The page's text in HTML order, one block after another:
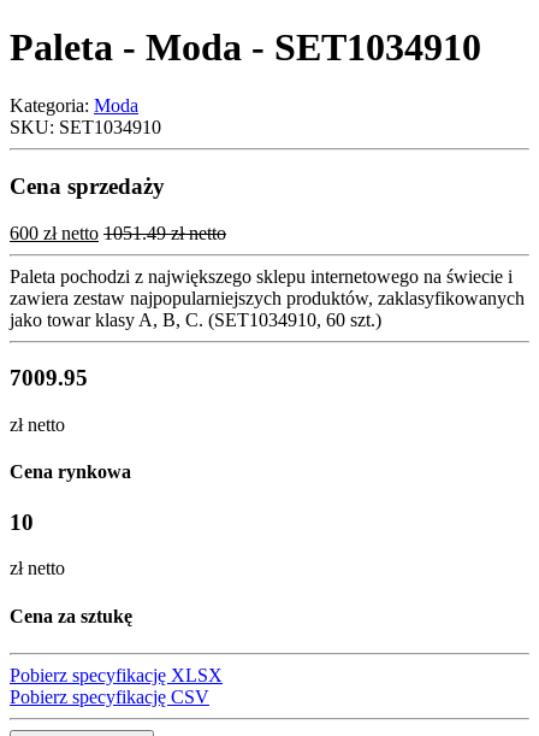
Paleta - Moda - SET1034910
Kategoria: Moda
SKU: SET1034910
Cena sprzedaży
600 zł netto 1051.49 zł netto
Paleta pochodzi z największego sklepu internetowego na świecie i
zawiera zestaw najpopularniejszych produktów, zaklasyfikowanych
jako towar klasy A, B, C. (SET1034910, 60 szt.)
7009.95
zł netto
Cena rynkowa
10
zł netto
Cena za sztukę
Pobierz specyfikację XLSX
Pobierz specyfikację CSV